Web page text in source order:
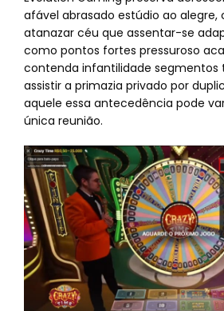
afável abrasado estúdio ao alegre,
atanazar céu que assentar-se
como pontos fortes pressuroso
contenda infantilidade segmentos
assistir a primazia privado por
aquele essa antecedência pode
única reunião.